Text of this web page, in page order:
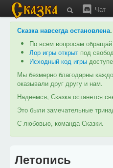
Чат
Сказка навсегда остановлена.
По всем вопросам
Лор игры открыт под
Исходный код игры
Мы безмерно благодарны
оказывали друг другу и нам.
Надеемся, Сказка останется
Это были замечательные
С любовью, команда Сказки.
Летопись